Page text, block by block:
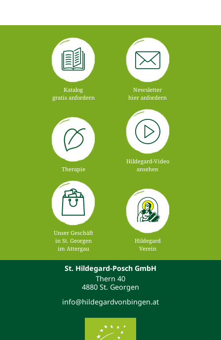
Katalog
gratis anfordern
Newsletter
hier anfordern
Therapie
Hildegard-Video
ansehen
Unser Geschäft
in St. Georgen
im Attergau
Hildegard
Verein
St. Hildegard-Posch GmbH
Thern 40
4880 St. Georgen
info@hildegardvonbingen.at